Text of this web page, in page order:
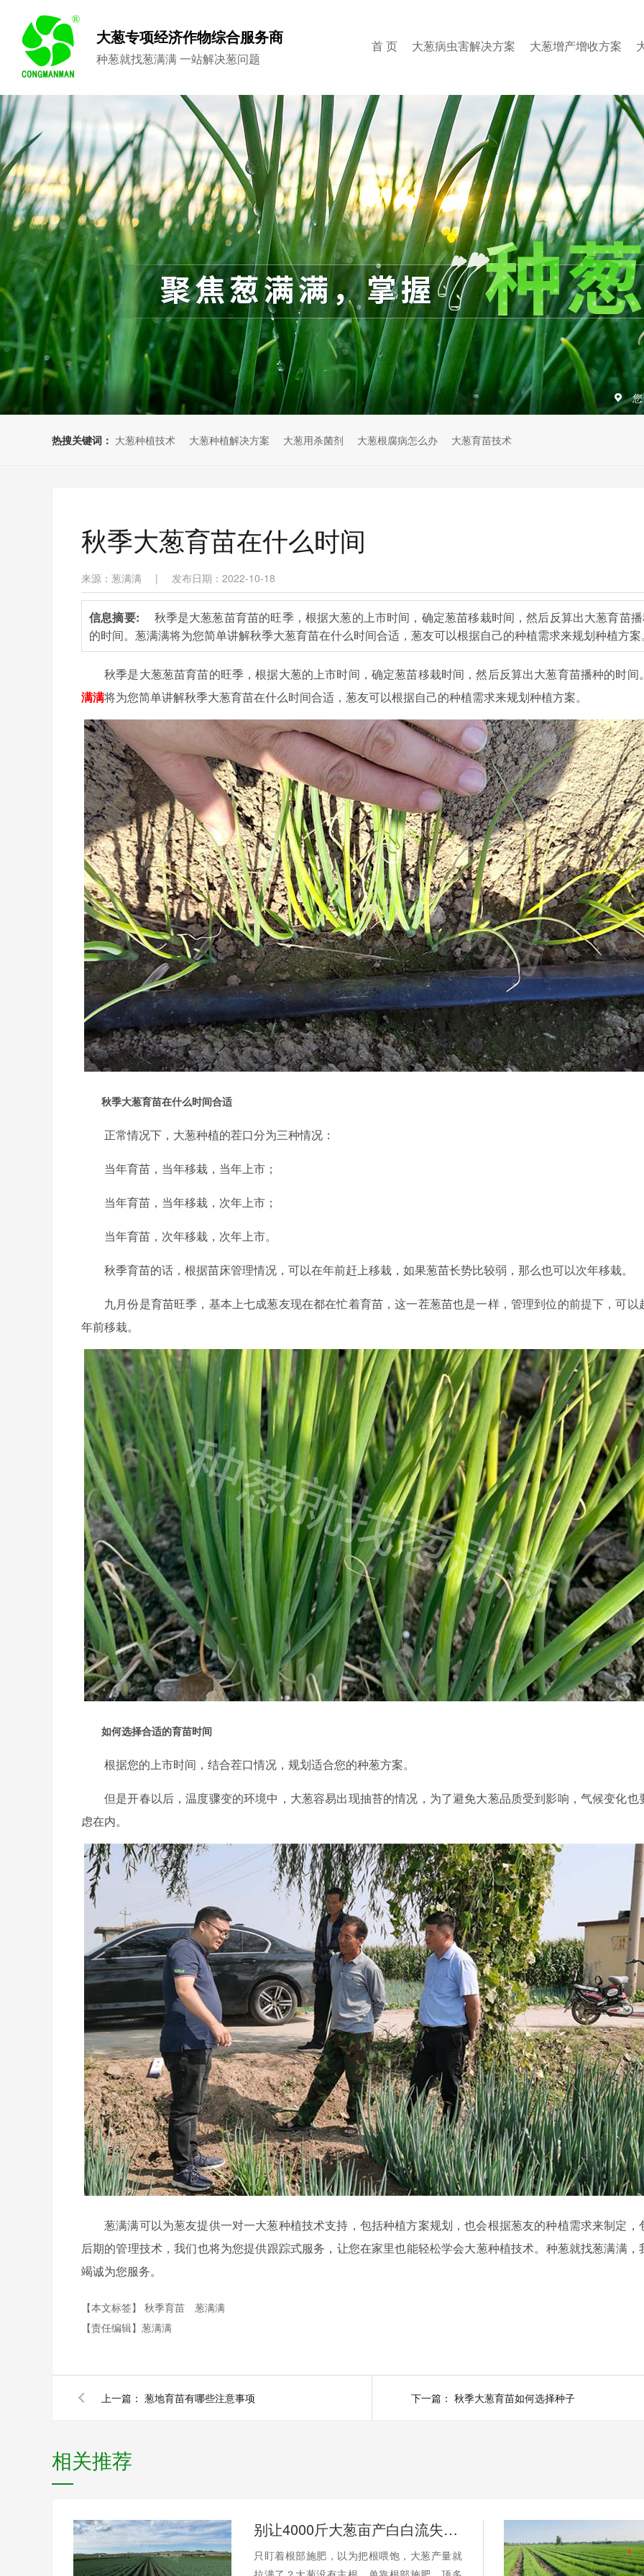
大葱专项经济作物综合服务商
种葱就找葱满满 一站解决葱问题
首 页 大葱病虫害解决方案 大葱增产增收方案
热搜关键词： 大葱种植技术 大葱种植解决方案 大葱用杀菌剂 大葱根腐病怎么办 大葱育苗技术
秋季大葱育苗在什么时间
来源：葱满满 | 发布日期：2022-10-18
信息摘要: 秋季是大葱葱苗育苗的旺季，根据大葱的上市时间，确定葱苗移栽时间，然后反算出大葱育苗
的时间。葱满满将为您简单讲解秋季大葱育苗在什么时间合适，葱友可以根据自己的种植需求来规划种植方
秋季是大葱葱苗育苗的旺季，根据大葱的上市时间，确定葱苗移栽时间，然后反算出大葱育苗播种的时间
满满将为您简单讲解秋季大葱育苗在什么时间合适，葱友可以根据自己的种植需求来规划种植方案。
秋季大葱育苗在什么时间合适
正常情况下，大葱种植的茬口分为三种情况：
当年育苗，当年移栽，当年上市；
当年育苗，当年移栽，次年上市；
当年育苗，次年移栽，次年上市。
秋季育苗的话，根据苗床管理情况，可以在年前赶上移栽，如果葱苗长势比较弱，那么也可以次年移栽。
九月份是育苗旺季，基本上七成葱友现在都在忙着育苗，这一茬葱苗也是一样，管理到位的前提下，可以
年前移栽。
如何选择合适的育苗时间
根据您的上市时间，结合茬口情况，规划适合您的种葱方案。
但是开春以后，温度骤变的环境中，大葱容易出现抽苔的情况，为了避免大葱品质受到影响，气候变化也
虑在内。
葱满满可以为葱友提供一对一大葱种植技术支持，包括种植方案规划，也会根据葱友的种植需求来制定，
后期的管理技术，我们也将为您提供跟踪式服务，让您在家里也能轻松学会大葱种植技术。种葱就找葱满满，
竭诚为您服务。
【本文标签】 秋季育苗
葱满满
【责任编辑】 葱满满
上一篇： 葱地育苗有哪些注意事项 下一篇： 秋季大葱育苗如何选择种子
相关推荐
别让4000斤大葱亩产白白流失！氨基酸钙镁对大葱的增产作用
只盯着根部施肥，以为把根喂饱，大葱产量就